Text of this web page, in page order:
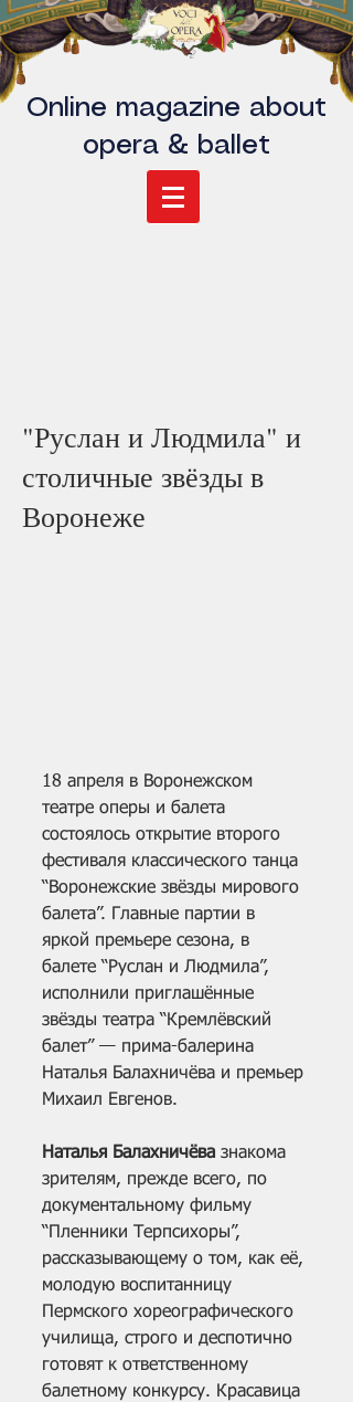
Online magazine about
opera & ballet
"Руслан и Людмила" и
столичные звёзды в
Воронеже
18 апреля в Воронежском
театре оперы и балета
состоялось открытие второго
фестиваля классического танца
“Воронежские звёзды мирового
балета”. Главные партии в
яркой премьере сезона, в
балете “Руслан и Людмила”,
исполнили приглашённые
звёзды театра “Кремлёвский
балет” — прима-балерина
Наталья Балахничёва и премьер
Михаил Евгенов.
Наталья Балахничёва знакома
зрителям, прежде всего, по
документальному фильму
“Пленники Терпсихоры”,
рассказывающему о том, как её,
молодую воспитанницу
Пермского хореографического
училища, строго и деспотично
готовят к ответственному
балетному конкурсу. Красавица